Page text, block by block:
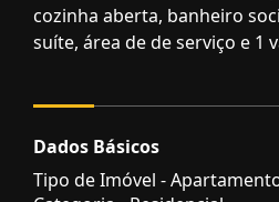
cozinha aberta, banheiro
suíte, área de de serviço e 1
Dados Básicos
Tipo de Imóvel -